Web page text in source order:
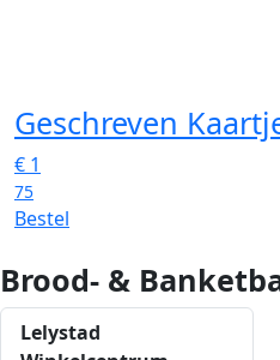
Geschreven
€ 1
75
Bestel
Brood- &
Lelystad